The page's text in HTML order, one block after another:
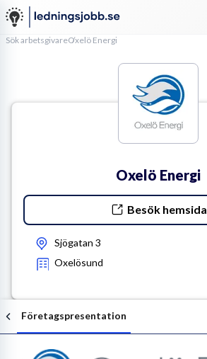
Sök arbetsgivareOxelö Energi
Oxelö Energi
Besök hemsida
Sjögatan 3
Oxelösund
Företagspresentation